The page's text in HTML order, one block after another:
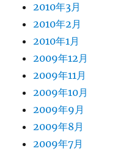
2010年3月
2010年2月
2010年1月
2009年12月
2009年11月
2009年10月
2009年9月
2009年8月
2009年7月